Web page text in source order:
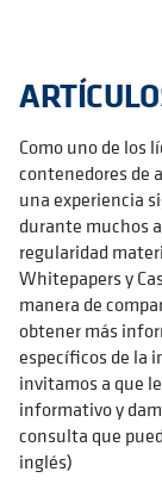
Como uno de los
contenedores de
una experiencia
durante muchos
regularidad
Whitepapers y
manera de
obtener más
específicos de la
invitamos a que
informativo y
consulta que
inglés)